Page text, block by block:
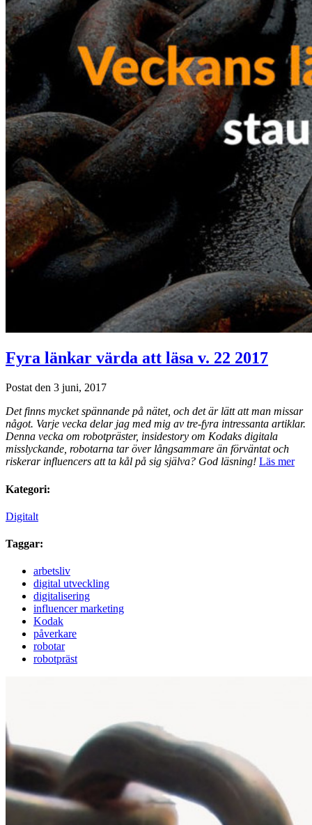
Fyra länkar värda att läsa v. 22 2017
Postat den 3 juni, 2017
Det finns mycket spännande på nätet, och det är lätt att man missar
något. Varje vecka delar jag med mig av tre-fyra intressanta artiklar.
Denna vecka om robotpräster, insidestory om Kodaks digitala
misslyckande, robotarna tar över långsammare än förväntat och
riskerar influencers att ta kål på sig själva? God läsning! Läs mer
Kategori:
Digitalt
Taggar:
arbetsliv
digital utveckling
digitalisering
influencer marketing
Kodak
påverkare
robotar
robotpräst